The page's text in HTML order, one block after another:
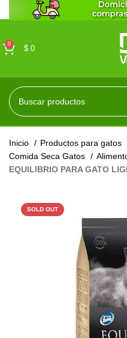
0
$ 0
Inicio Productos para gatos
Comida Seca Gatos
EQUILIBRIO PARA GATO
SOLD OUT